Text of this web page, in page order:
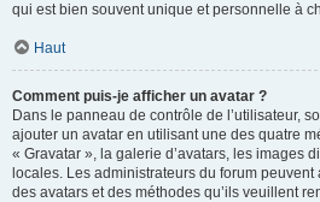
qui est bien souvent unique et personnelle à
Haut
Comment puis-je afficher un avatar ?
Dans le panneau de contrôle de l’utilisateur,
ajouter un avatar en utilisant une des quatre
« Gravatar », la galerie d’avatars, les images
locales. Les administrateurs du forum
des avatars et des méthodes qu’ils veuillent